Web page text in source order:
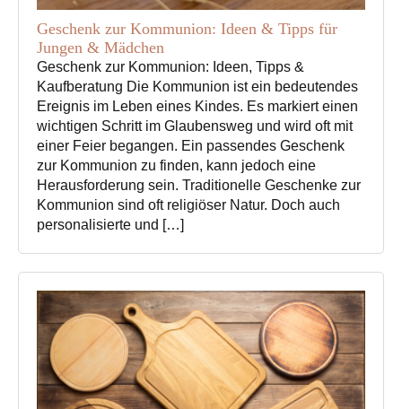
Geschenk zur Kommunion: Ideen & Tipps für
Jungen & Mädchen
Geschenk zur Kommunion: Ideen, Tipps &
Kaufberatung Die Kommunion ist ein bedeutendes
Ereignis im Leben eines Kindes. Es markiert einen
wichtigen Schritt im Glaubensweg und wird oft mit
einer Feier begangen. Ein passendes Geschenk
zur Kommunion zu finden, kann jedoch eine
Herausforderung sein. Traditionelle Geschenke zur
Kommunion sind oft religiöser Natur. Doch auch
personalisierte und […]